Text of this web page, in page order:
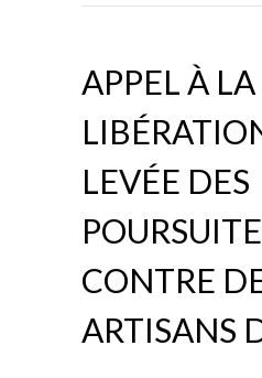
APPEL À LA
LEVÉE DES
CONTRE
ARTISANS